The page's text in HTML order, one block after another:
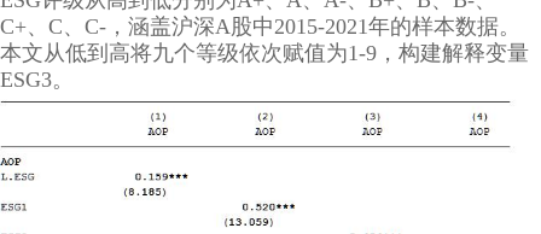
C+、 C、 C- ，涵盖沪深A股中2015-2021年的样本数据。
本文从低到高将九个等级依次赋值为1-9 ，构建解释变量
ESG3。